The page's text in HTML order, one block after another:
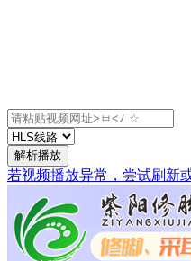
解析播放
若视频播放异常，尝试刷新